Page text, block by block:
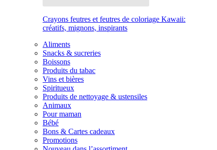
Crayons feutres et feutres de coloriage Kawaii:
créatifs, mignons, inspirants
Aliments
Snacks & sucreries
Boissons
Produits du tabac
Vins et bières
Spiritueux
Produits de nettoyage & ustensiles
Animaux
Pour maman
Bébé
Bons & Cartes cadeaux
Promotions